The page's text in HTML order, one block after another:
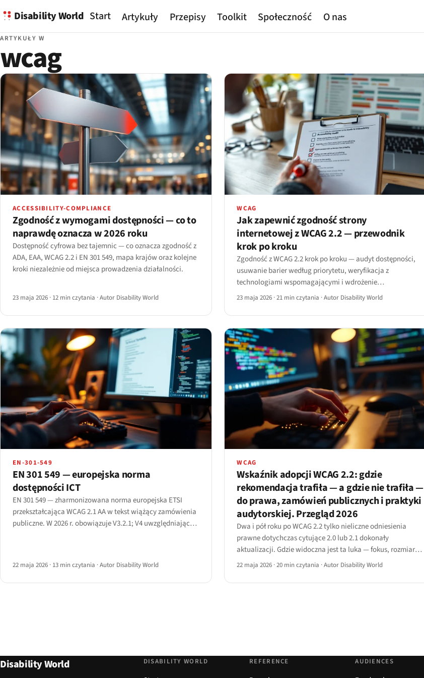
Disability World Start Artykuły Przepisy Toolkit Społeczność O nas
ARTYKUŁY W
wcag
ACCESSIBILITY-COMPLIANCE
Zgodność z wymogami dostępności — co to
naprawdę oznacza w 2026 roku
Dostępność cyfrowa bez tajemnic — co oznacza zgodność z
ADA, EAA, WCAG 2.2 i EN 301 549, mapa krajów oraz kolejne
kroki niezależnie od miejsca prowadzenia działalności.
23 maja 2026 · 12 min czytania ·Autor Disability World
WCAG
Jak zapewnić zgodność strony
internetowej z WCAG 2.2 — przewodnik
krok po kroku
Zgodność z WCAG 2.2 krok po kroku — audyt dostępności,
usuwanie barier według priorytetu, weryfikacja z
technologiami wspomagającymi i wdrożenie
monitorowania. Kompletny poradnik na 2026 rok.
23 maja 2026 ·21 min czytania ·Autor Disability World
EN-301-549
EN 301 549 — europejska norma
dostępności ICT
EN 301 549 — zharmonizowana norma europejska ETSI
przekształcająca WCAG 2.1 AA w tekst wiążący zamówienia
publiczne. W 2026 r. obowiązuje V3.2.1; V4 uwzględniające
22 maja 2026 · 13 min czytania ·Autor Disability World
WCAG
Wskaźnik adopcji WCAG 2.2: gdzie
rekomendacja trafiła — a gdzie nie trafiła —
do prawa, zamówień publicznych i praktyki
audytorskiej. Przegląd 2026
Dwa i pół roku po WCAG 2.2 tylko nieliczne odniesienia
prawne dotychczas cytujące 2.0 lub 2.1 dokonały
aktualizacji. Gdzie widoczna jest ta luka — fokus, rozmiar
docelowy, przeciąganie, redundantne dane, dostępne
22 maja 2026 ·20 min czytania ·Autor Disability World
Disability World DISABILITY WORLD REFERENCE AUDIENCES